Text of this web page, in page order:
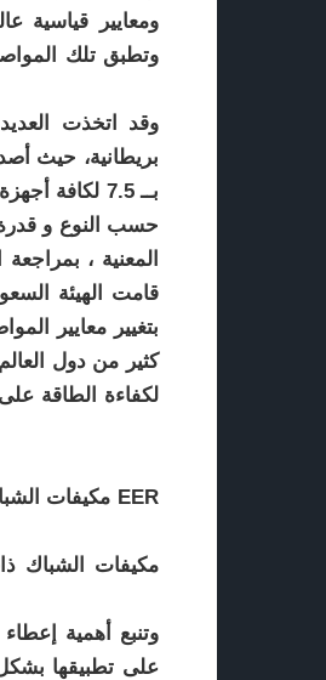
ومعايير قياسية
وتطبق تلك
قامت الهيئة
بتغيير معايير
كثير من دول
وتنبع أهمية
على تطبيقها